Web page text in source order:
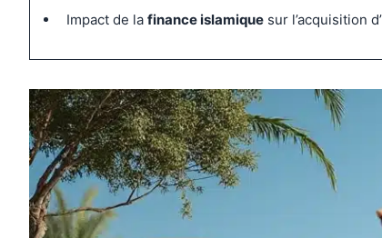
Impact de la finance islamiquesur l’acquisition